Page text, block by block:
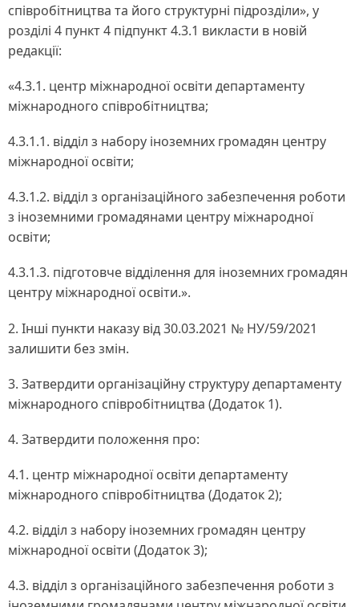
співробітництва та його структурні підрозділи», у
розділі 4 пункт 4 підпункт 4.3.1 викласти в новій
редакції:
«4.3.1. центр міжнародної освіти департаменту
міжнародного співробітництва;
4.3.1.1. відділ з набору іноземних громадян центру
міжнародної освіти;
4.3.1.2. відділ з організаційного забезпечення роботи
з іноземними громадянами центру міжнародної
освіти;
4.3.1.3. підготовче відділення для іноземних громадян
центру міжнародної освіти.».
2. Інші пункти наказу від 30.03.2021 № НУ/59/2021
залишити без змін.
3. Затвердити організаційну структуру департаменту
міжнародного співробітництва (Додаток 1).
4. Затвердити положення про:
4.1. центр міжнародної освіти департаменту
міжнародного співробітництва (Додаток 2);
4.2. відділ з набору іноземних громадян центру
міжнародної освіти (Додаток 3);
4.3. відділ з організаційного забезпечення роботи з